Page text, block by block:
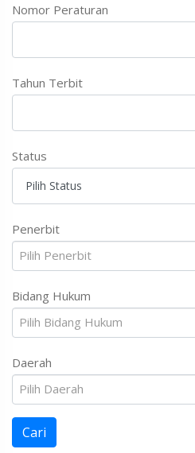
Nomor Peraturan
Tahun Terbit
Status
Penerbit
Pilih Penerbit
Bidang Hukum
Pilih Bidang Hukum
Daerah
Pilih Daerah
Cari